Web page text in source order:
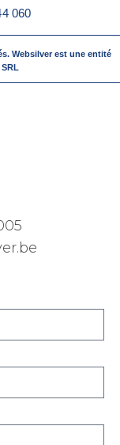
060
Websilver est une entité